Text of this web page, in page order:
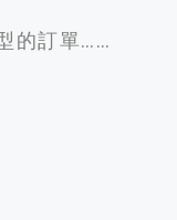
的訂單……